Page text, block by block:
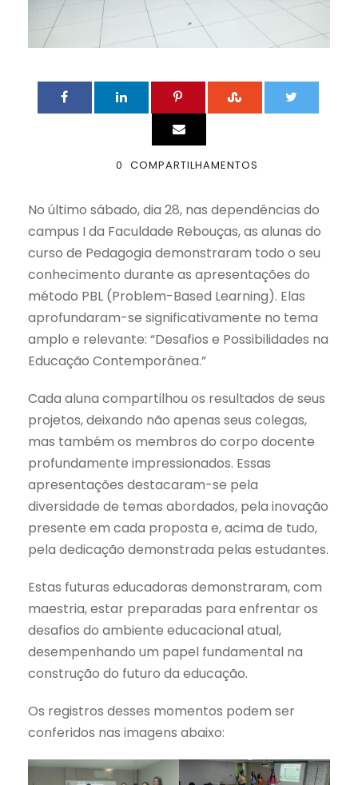
0 COMPARTILHAMENTOS
No último sábado, dia 28, nas dependências do
campus I da Faculdade Rebouças, as alunas do
curso de Pedagogia demonstraram todo o seu
conhecimento durante as apresentações do
método PBL (Problem-Based Learning). Elas
aprofundaram-se significativamente no tema
amplo e relevante: “Desafios e Possibilidades na
Educação Contemporânea.”
Cada aluna compartilhou os resultados de seus
projetos, deixando não apenas seus colegas,
mas também os membros do corpo docente
profundamente impressionados. Essas
apresentações destacaram-se pela
diversidade de temas abordados, pela inovação
presente em cada proposta e, acima de tudo,
pela dedicação demonstrada pelas estudantes.
Estas futuras educadoras demonstraram, com
maestria, estar preparadas para enfrentar os
desafios do ambiente educacional atual,
desempenhando um papel fundamental na
construção do futuro da educação.
Os registros desses momentos podem ser
conferidos nas imagens abaixo: